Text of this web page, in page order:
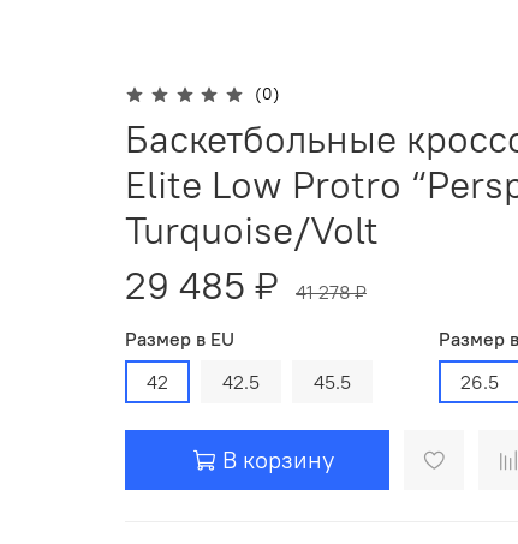
(0)
Баскетбольные
Elite Low Protro
Turquoise/Volt
29 485 ₽
41 278 ₽
Размер в EU
42
42.5 45.5
Размер
26.5
В корзину